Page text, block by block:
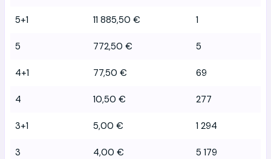
5+1 11 885,50 € 1
5 772,50 € 5
4+1 77,50 € 69
4 10,50 € 277
3+1 5,00 € 1 294
3 4,00 € 5 179